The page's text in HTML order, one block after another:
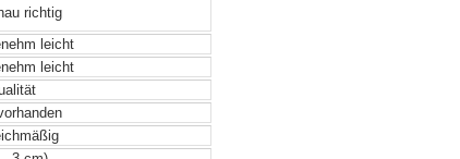
richtig
leicht
leicht